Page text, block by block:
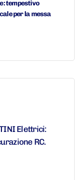
tempestivo
per la messa
Elettrici:
RC.